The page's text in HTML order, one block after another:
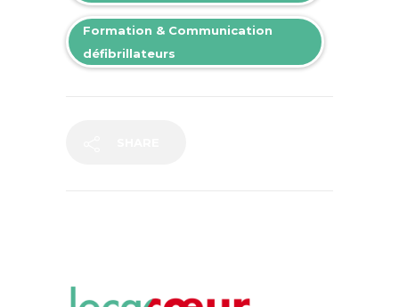
Formation & Communication
défibrillateurs